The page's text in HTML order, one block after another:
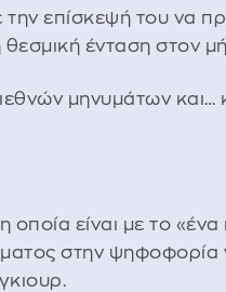
επίσκεψή του να
ένταση στον
μηνυμάτων και…
οποία είναι με το
στην ψηφοφορία